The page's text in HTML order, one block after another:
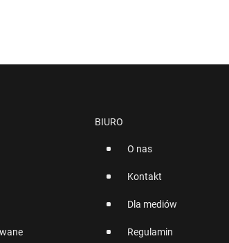
BIURO
O nas
Kontakt
Dla mediów
Regulamin